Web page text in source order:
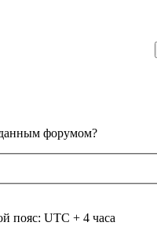
данным форумом?
пояс: UTC + 4 часа